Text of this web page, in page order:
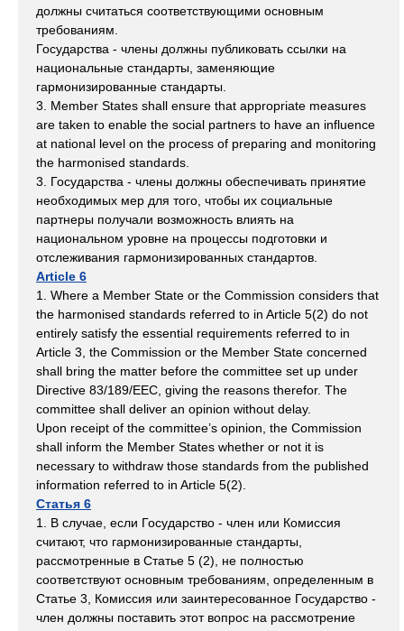
должны считаться соответствующими основным
требованиям.
Государства - члены должны публиковать ссылки на
национальные стандарты, заменяющие
гармонизированные стандарты.
3. Member States shall ensure that appropriate measures
are taken to enable the social partners to have an influence
at national level on the process of preparing and monitoring
the harmonised standards.
3. Государства - члены должны обеспечивать принятие
необходимых мер для того, чтобы их социальные
партнеры получали возможность влиять на
национальном уровне на процессы подготовки и
отслеживания гармонизированных стандартов.
Article 6
1. Where a Member State or the Commission considers that
the harmonised standards referred to in Article 5(2) do not
entirely satisfy the essential requirements referred to in
Article 3, the Commission or the Member State concerned
shall bring the matter before the committee set up under
Directive 83/189/EEC, giving the reasons therefor. The
committee shall deliver an opinion without delay.
Upon receipt of the committee’s opinion, the Commission
shall inform the Member States whether or not it is
necessary to withdraw those standards from the published
information referred to in Article 5(2).
Статья 6
1. В случае, если Государство - член или Комиссия
считают, что гармонизированные стандарты,
рассмотренные в Статье 5 (2), не полностью
соответствуют основным требованиям, определенным в
Статье 3, Комиссия или заинтересованное Государство -
член должны поставить этот вопрос на рассмотрение